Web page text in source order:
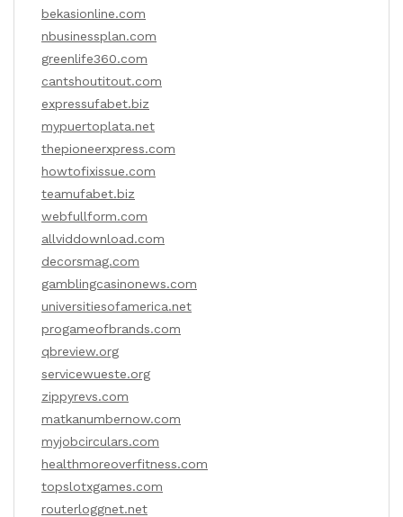
bekasionline.com
nbusinessplan.com
greenlife360.com
cantshoutitout.com
expressufabet.biz
mypuertoplata.net
thepioneerxpress.com
howtofixissue.com
teamufabet.biz
webfullform.com
allviddownload.com
decorsmag.com
gamblingcasinonews.com
universitiesofamerica.net
progameofbrands.com
qbreview.org
servicewueste.org
zippyrevs.com
matkanumbernow.com
myjobcirculars.com
healthmoreoverfitness.com
topslotxgames.com
routerloggnet.net